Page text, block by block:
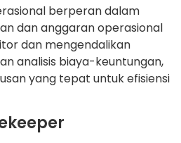
berperan dalam
dan anggaran operasional
dan mengendalikan
analisis biaya-keuntungan,
yang tepat untuk efisiensi